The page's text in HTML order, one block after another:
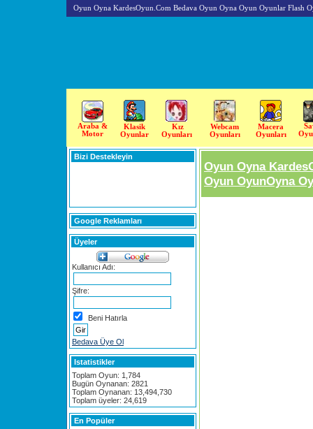
Oyun Oyna KardesOyun.Com Bedava Oyun Oyna Oyun Oyunlar Flash
Araba &
Motor
Klasik
Oyunlar
Kız
Oyunları
Webcam
Oyunları
Macera
Oyunları
Bizi Destekleyin
Google Reklamları
Üyeler
Kullanıcı Adı:
Şifre:
Beni Hatırla
Bedava Üye Ol
Istatistikler
Toplam Oyun: 1,784
Bugün Oynanan: 2821
Toplam Oynanan: 13,494,730
Toplam üyeler: 24,619
En Popüler
Oyun Oyna
Oyun OyunOyna